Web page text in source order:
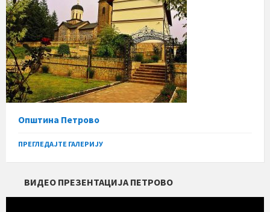
Општина Петрово
ПРЕГЛЕДАЈТЕ ГАЛЕРИЈУ
ВИДЕО ПРЕЗЕНТАЦИЈА ПЕТРОВО